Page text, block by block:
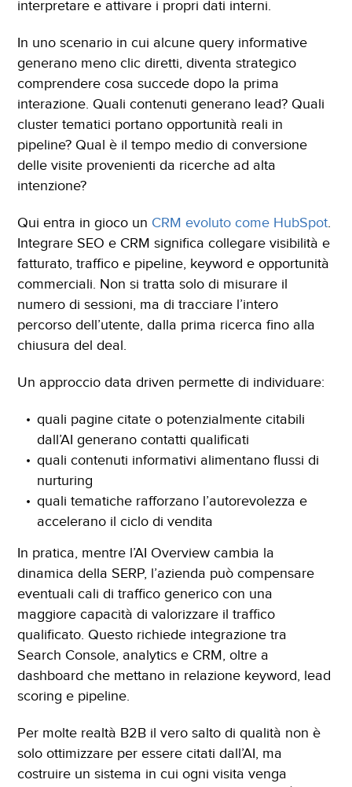
interpretare e attivare i propri dati interni.
In uno scenario in cui alcune query informative
generano meno clic diretti, diventa strategico
comprendere cosa succede dopo la prima
interazione. Quali contenuti generano lead? Quali
cluster tematici portano opportunità reali in
pipeline? Qual è il tempo medio di conversione
delle visite provenienti da ricerche ad alta
intenzione?
Qui entra in gioco un CRM evoluto come HubSpot.
Integrare SEO e CRM significa collegare visibilità e
fatturato, traffico e pipeline, keyword e opportunità
commerciali. Non si tratta solo di misurare il
numero di sessioni, ma di tracciare l’intero
percorso dell’utente, dalla prima ricerca fino alla
chiusura del deal.
Un approccio data driven permette di individuare:
quali pagine citate o potenzialmente citabili
dall’AI generano contatti qualificati
quali contenuti informativi alimentano flussi di
nurturing
quali tematiche rafforzano l’autorevolezza e
accelerano il ciclo di vendita
In pratica, mentre l’AI Overview cambia la
dinamica della SERP, l’azienda può compensare
eventuali cali di traffico generico con una
maggiore capacità di valorizzare il traffico
qualificato. Questo richiede integrazione tra
Search Console, analytics e CRM, oltre a
dashboard che mettano in relazione keyword, lead
scoring e pipeline.
Per molte realtà B2B il vero salto di qualità non è
solo ottimizzare per essere citati dall’AI, ma
costruire un sistema in cui ogni visita venga